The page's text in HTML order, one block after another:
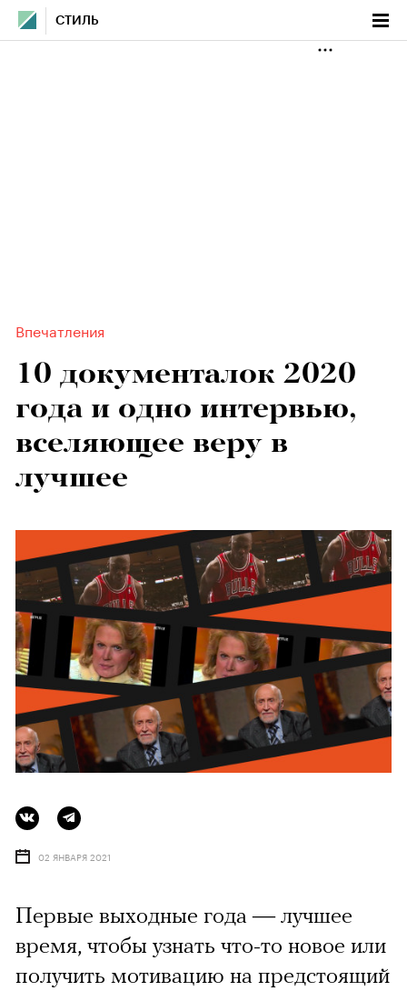
СТИЛЬ
Впечатления
10 документалок 2020
года и одно интервью,
вселяющее веру в
лучшее
02 ЯНВАРЯ 2021
Первые выходные года — лучшее
время, чтобы узнать что-то новое или
получить мотивацию на предстоящий